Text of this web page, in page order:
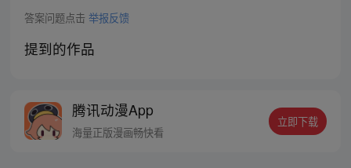
答案问题点击 举报反馈
提到的作品
腾讯动漫App
海量正版漫画畅快看
立即下载